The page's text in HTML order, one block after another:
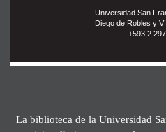
Universidad San
Diego de Robles y
+593 2
La biblioteca de la Universidad